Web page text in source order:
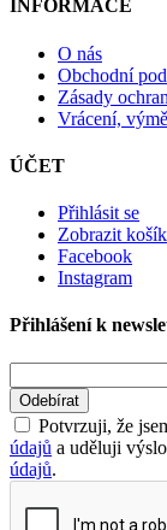
INFORMACE
O nás
Obchodní
Zásady
Vrácení,
ÚČET
Přihlásit se
Zobrazit košík
Facebook
Instagram
Přihlášení k
Odebírat
Potvrzuji, že
údajů a uděluji
údajů.